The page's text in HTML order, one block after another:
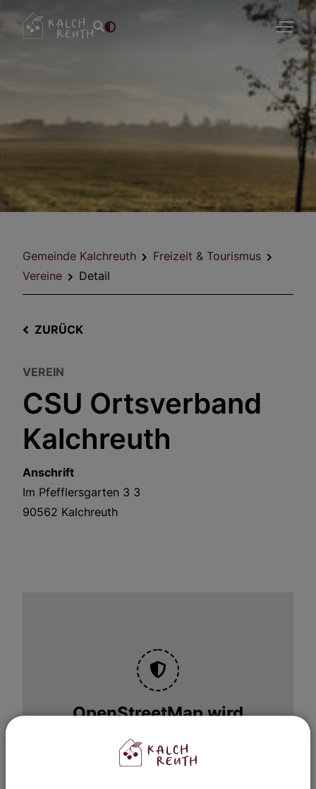
Gemeinde Kalchreuth
Freizeit & Tourismus
Vereine
Detail
ZURÜCK
VEREIN
CSU Ortsverband
Kalchreuth
Anschrift
Im Pfefflersgarten 3 3
90562 Kalchreuth
OpenStreetMap wird
derzeit nicht angezeigt
Bitte aktivieren Sie "OpenStreetMap" in